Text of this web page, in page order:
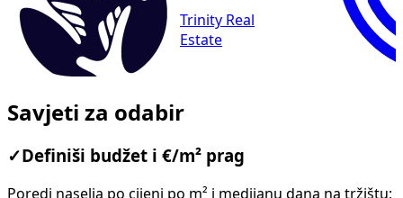
Trinity Real
Estate
Savjeti za odabir
✓ Definiši budžet i €/m² prag
Poredi naselja po cijeni po m² i medijanu dana na tržištu;